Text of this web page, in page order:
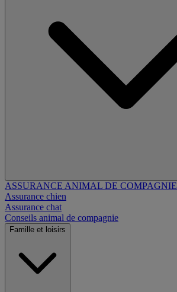
ASSURANCE ANIMAL DE COMPAGNIE
Assurance chien
Assurance chat
Conseils animal de compagnie
Famille et loisirs